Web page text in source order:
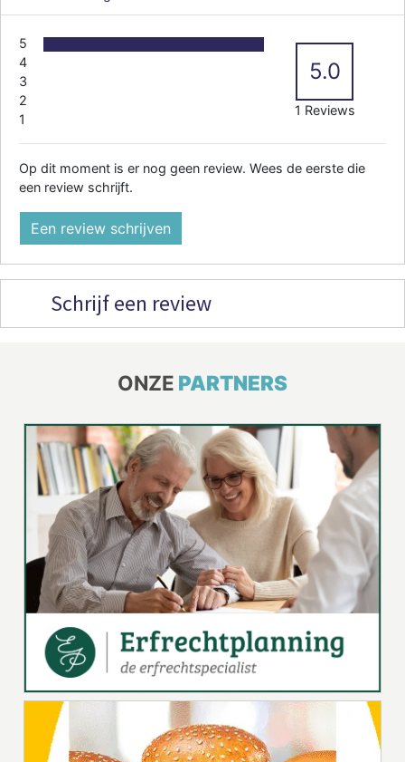
5
4
3
2
1
5.0
1 Reviews
Op dit moment is er nog geen review. Wees de eerste die
een review schrijft.
Een review schrijven
Schrijf een review
ONZE PARTNERS